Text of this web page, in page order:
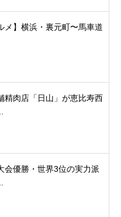
メ】横浜・裏元町〜馬車道
精肉店「日山」が恵比寿西
会優勝・世界3位の実力派